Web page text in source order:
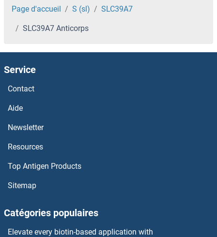
SLC39A1 Anticorps
SLC38A9 Anticorps
Slc38a5 Anticorps
SLC38A4 Anticorps
SLC38A3 Anticorps
Page d'accueil S (sl) SLC39A7
SLC39A7 Anticorps
Service
Contact
Aide
Newsletter
Resources
Top Antigen Products
Sitemap
Catégories populaires
Elevate every biotin-based application with